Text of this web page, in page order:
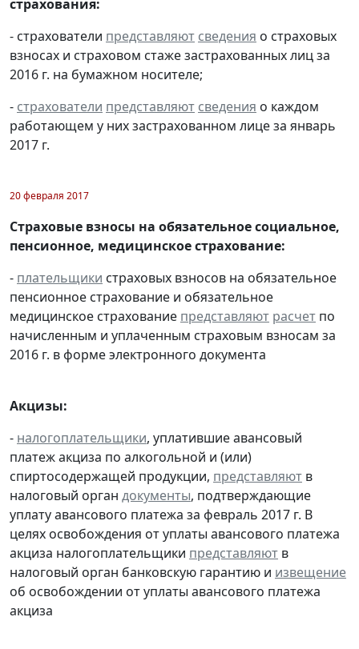
страхования:
- страхователи представляют сведения о страховых
взносах и страховом стаже застрахованных лиц за
2016 г. на бумажном носителе;
- страхователи представляют сведения о каждом
работающем у них застрахованном лице за январь
2017 г.
20 февраля 2017
Страховые взносы на обязательное социальное,
пенсионное, медицинское страхование:
- плательщики страховых взносов на обязательное
пенсионное страхование и обязательное
медицинское страхование представляют расчет по
начисленным и уплаченным страховым взносам за
2016 г. в форме электронного документа
Акцизы:
- налогоплательщики, уплатившие авансовый
платеж акциза по алкогольной и (или)
спиртосодержащей продукции, представляют в
налоговый орган документы, подтверждающие
уплату авансового платежа за февраль 2017 г. В
целях освобождения от уплаты авансового платежа
акциза налогоплательщики представляют в
налоговый орган банковскую гарантию и извещение
об освобождении от уплаты авансового платежа
акциза